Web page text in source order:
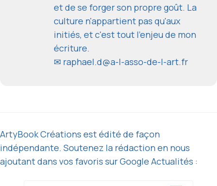
et de se forger son propre goût. La
culture n'appartient pas qu'aux
initiés, et c'est tout l'enjeu de mon
écriture.
✉ raphael.d@a-l-asso-de-l-art.fr
ArtyBook Créations est édité de façon
indépendante. Soutenez la rédaction en nous
ajoutant dans vos favoris sur Google Actualités :